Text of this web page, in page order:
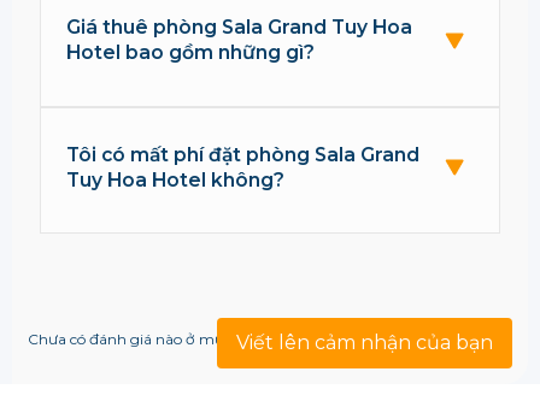
Giá thuê phòng Sala Grand Tuy Hoa
Hotel bao gồm những gì?
Tôi có mất phí đặt phòng Sala Grand
Tuy Hoa Hotel không?
Viết lên cảm nhận của bạn
Chưa có đánh giá nào ở mục này!